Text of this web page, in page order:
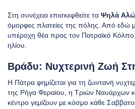
Στη συνέχεια επισκεφθείτε τα Ψηλά
όμορφες πλατείες της πόλης. Από εδώ
υπέροχη θέα προς τον Πατραϊκό
ηλίου.
Βράδυ: Νυχτερινή Ζωή
Η Πάτρα φημίζεται για τη ζωντανή
της Ρήγα Φεραίου, η Τριών Ναυάρχων
κέντρο γεμίζουν με κόσμο κάθε